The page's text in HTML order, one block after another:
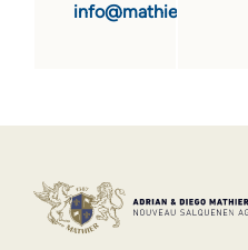
info@mathier.com